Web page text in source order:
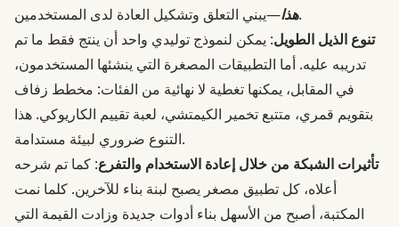
هذا—يبني التعلق وتشكيل العادة لدى المستخدمين.
تنوع الذيل الطويل: يمكن لنموذج توليدي واحد أن ينتج فقط ما تم
تدريبه عليه. أما التطبيقات المصغرة التي ينشئها المستخدمون،
في المقابل، يمكنها تغطية لا نهائية من الفئات: مخطط زفاف
بتقويم قمري، متتبع تخمير الكيمتشي، لعبة تقييم الكاريوكي. هذا
التنوع ضروري لبيئة مستدامة.
تأثيرات الشبكة من خلال إعادة الاستخدام والتفرع: كما تم شرحه
أعلاه، كل تطبيق مصغر يصبح لبنة بناء للآخرين. كلما نمت
المكتبة، أصبح من الأسهل بناء أدوات جديدة وزادت القيمة التي